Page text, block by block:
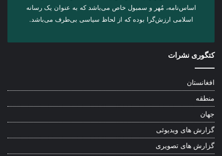
اساس‌نامه، مُهر و سمبول خاص می‌باشد که به عنوان یک رسانه
اسلامی ارزش‌گرا بوده که از لحاظ سیاسی بی‌طرف می‌باشد.
کتگوری نشرات
افغانستان
منطقه
جهان
گزارش های ویدیوئی
گزارش های تصویری